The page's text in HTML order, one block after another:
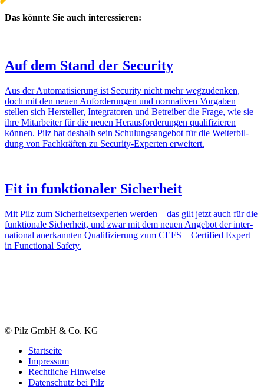
Das könnte Sie auch interessieren:
Auf dem Stand der Security
Aus der Auto­ma­ti­sie­rung ist Security nicht mehr wegzu­denken,
doch mit den neuen Anfor­de­rungen und norma­tiven Vorgaben
stellen sich Hersteller, Inte­gra­toren und Betreiber die Frage, wie sie
ihre Mitar­beiter für die neuen Heraus­for­de­rungen quali­fi­zieren
können. Pilz hat deshalb sein Schu­lungs­an­gebot für die Weiter­bil­
dung von Fach­kräften zu Security-Experten erwei­tert.
Fit in funk­tio­naler Sicher­heit
Mit Pilz zum Sicher­heits­experten werden – das gilt jetzt auch für die
funk­tio­nale Sicher­heit, und zwar mit dem neuen Angebot der inter­
na­tional aner­kannten Quali­fi­zie­rung zum CEFS – Certi­fied Expert
in Func­tional Safety.
© Pilz GmbH & Co. KG
Start­seite
Impressum
Recht­liche Hinweise
Daten­schutz bei Pilz